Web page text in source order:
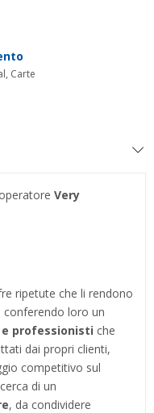
Carte
operatore Very
ripetute che li rendono
conferendo loro un
professionisti che
dai propri clienti,
competitivo sul
di un
, da condividere